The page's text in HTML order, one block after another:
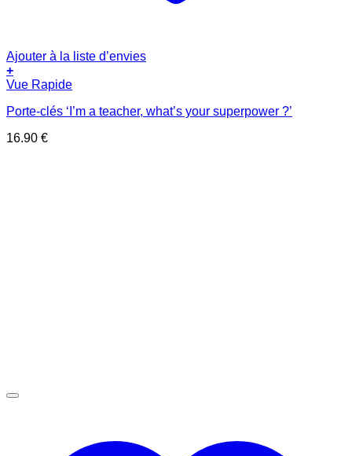
Ajouter à la liste d’envies
+
Vue Rapide
Porte-clés ‘I’m a teacher, what’s your superpower ?’
16.90 €